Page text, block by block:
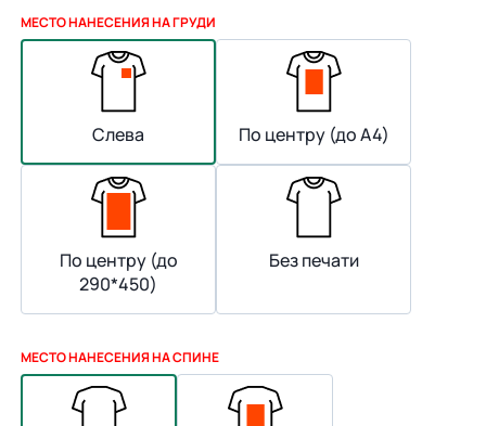
МЕСТО НАНЕСЕНИЯ НА ГРУДИ
Слева По центру (до А4)
По центру (до
290*450)
Без печати
МЕСТО НАНЕСЕНИЯ НА СПИНЕ